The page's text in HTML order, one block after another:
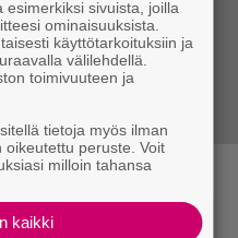
viimeisen
sillä
esimerkiksi sivuista, joilla
ominaisuuksista.
käyttötarkoituksiin ja
välilehdellä.
toimivuuteen ja
tietoja myös ilman
oikeutettu peruste. Voit
milloin tahansa
kaikki